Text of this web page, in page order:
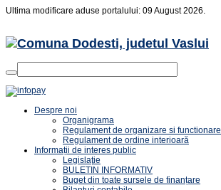
Ultima modificare aduse portalului: 09 August 2026.
Despre noi
Organigrama
Regulament de organizare si functionare
Regulament de ordine interioară
Informații de interes public
Legislaţie
BULETIN INFORMATIV
Buget din toate sursele de finanțare